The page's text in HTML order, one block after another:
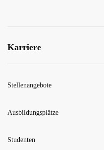
Karriere
Stellenangebote
Ausbildungsplätze
Studenten